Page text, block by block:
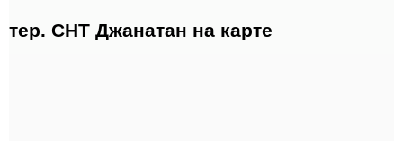
тер. СНТ Джанатан на карте